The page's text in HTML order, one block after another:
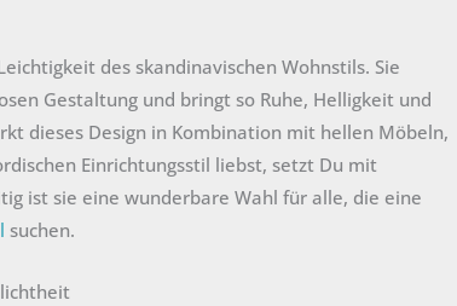
des skandinavischen Wohnstils. Sie
Gestaltung und bringt so Ruhe, Helligkeit und
dieses Design in Kombination mit hellen Möbeln,
Einrichtungsstil liebst, setzt Du mit
ist sie eine wunderbare Wahl für alle, die eine
suchen.